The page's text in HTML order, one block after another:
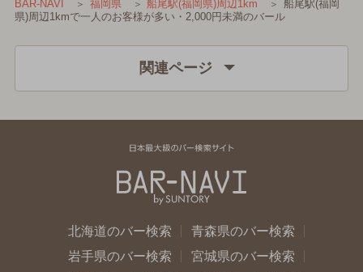
BAR-NAVI 福岡県 船尾駅(福岡県)周辺1km
船尾駅(福岡
県)周辺1kmで一人のお客様が多い・2,000円未満のバール
関連ページ
北海道のバー検索
青森県のバー検索
岩手県のバー検索
宮城県のバー検索